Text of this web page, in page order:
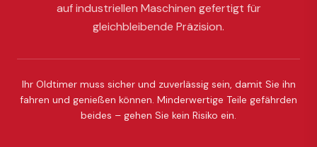
auf industriellen Maschinen gefertigt für
gleichbleibende Präzision.
Ihr Oldtimer muss sicher und zuverlässig sein, damit Sie ihn
fahren und genießen können. Minderwertige Teile gefährden
beides – gehen Sie kein Risiko ein.